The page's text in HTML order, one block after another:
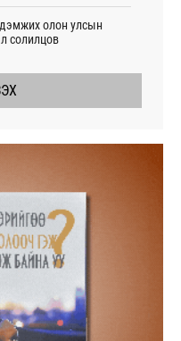
олон улсын
солилцов